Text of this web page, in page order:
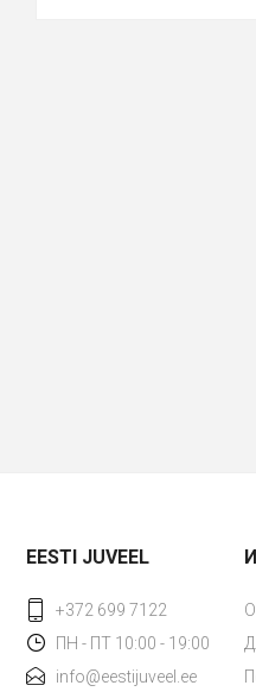
EESTI JUVEEL
+372 699 7122
ПН - ПТ 10:00 - 19:00
info@eestijuveel.ee